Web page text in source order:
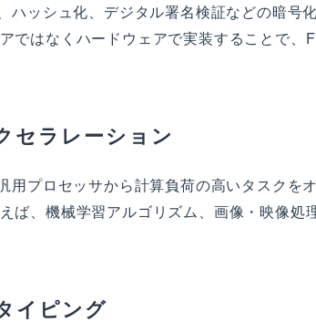
ハッシュ化、デジタル署名検証などの暗号
ではなくハードウェアで実装することで
セラレーション
用プロセッサから計算負荷の高いタスクを
ば、機械学習アルゴリズム、画像・映像処
イピング